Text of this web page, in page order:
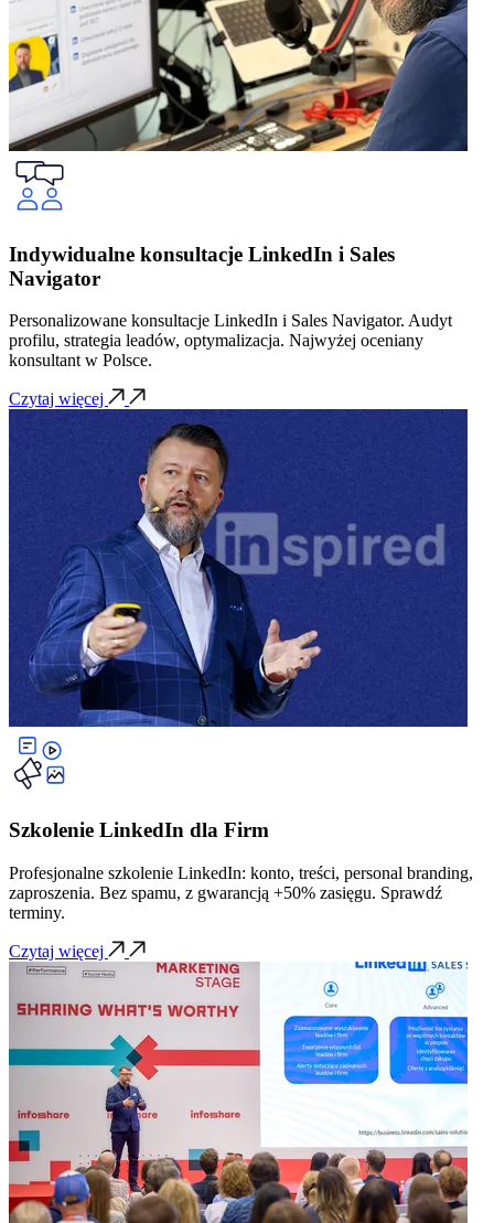
Indywidualne konsultacje LinkedIn i Sales
Navigator
Personalizowane konsultacje LinkedIn i Sales Navigator. Audyt
profilu, strategia leadów, optymalizacja. Najwyżej oceniany
konsultant w Polsce.
Czytaj więcej
Szkolenie LinkedIn dla Firm
Profesjonalne szkolenie LinkedIn: konto, treści, personal branding,
zaproszenia. Bez spamu, z gwarancją +50% zasięgu. Sprawdź
terminy.
Czytaj więcej